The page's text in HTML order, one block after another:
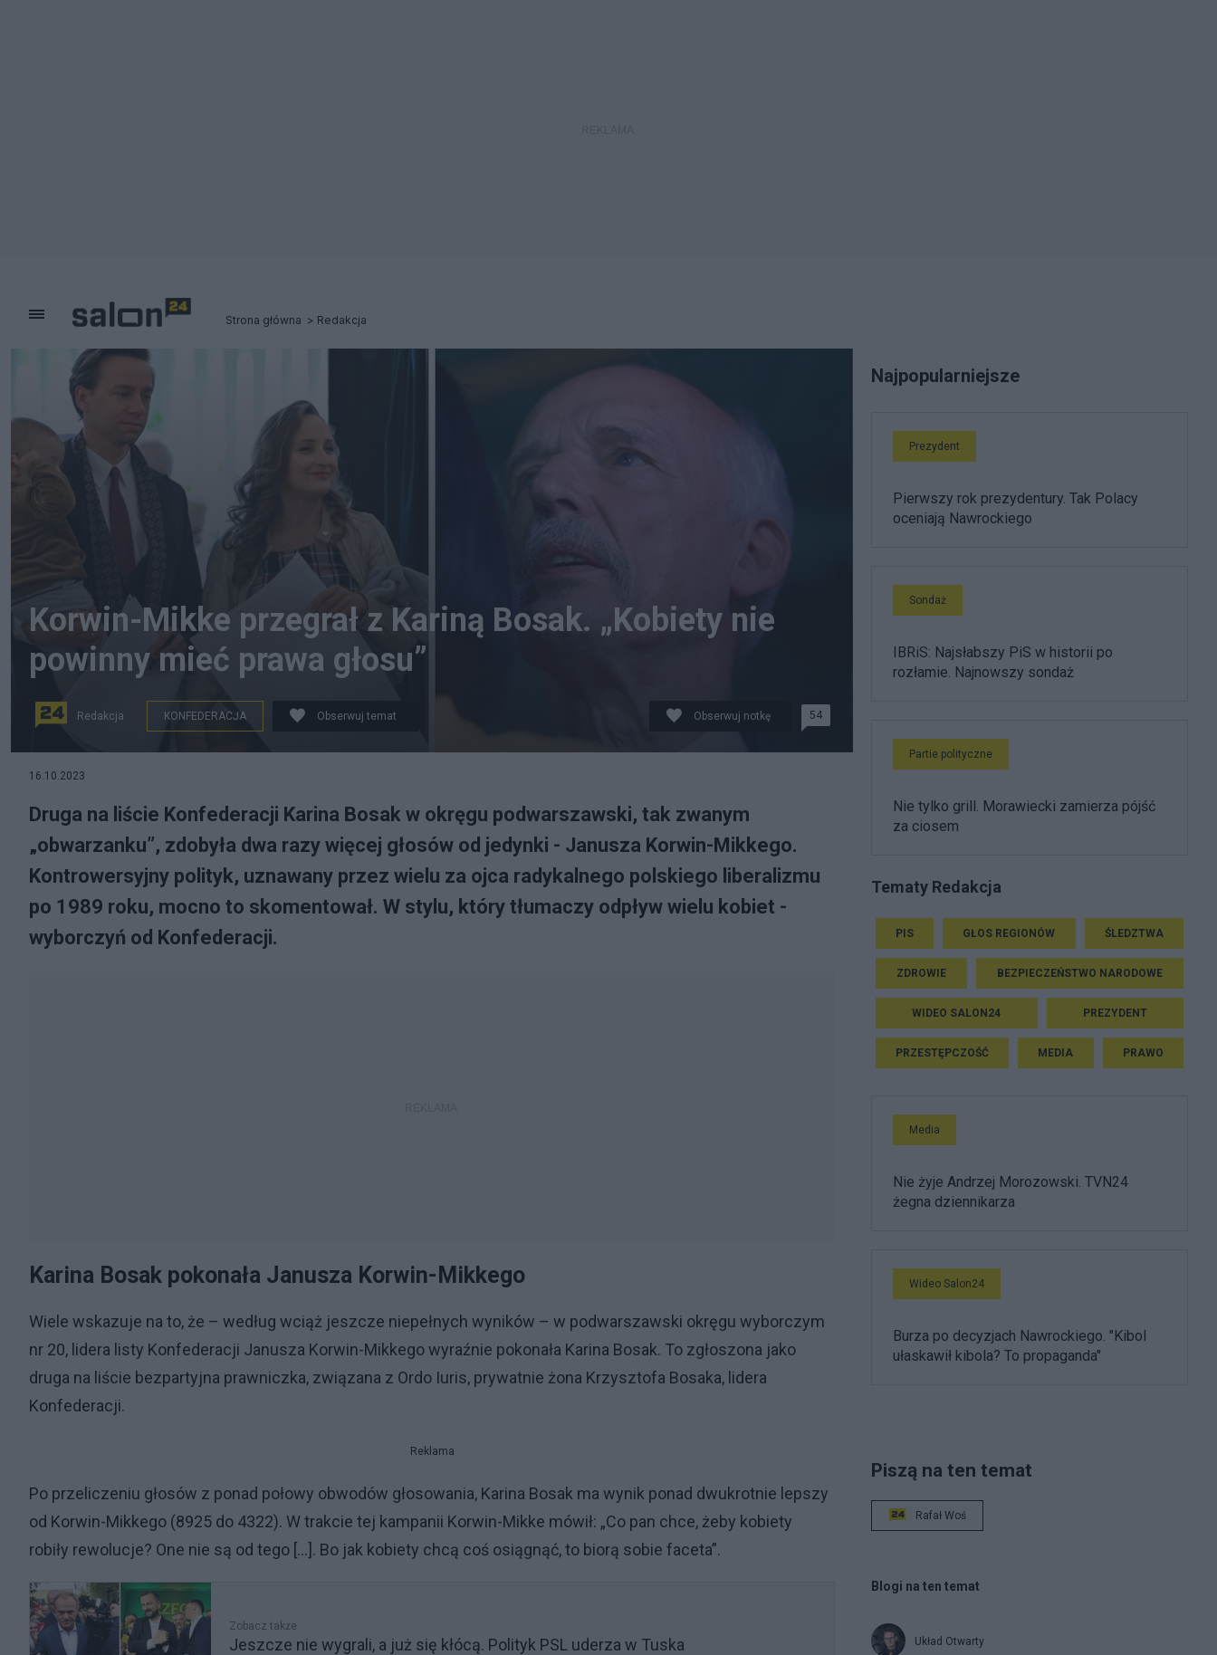
Strona główna Redakcja
Korwin-Mikke przegrał z Kariną Bosak. „Kobiety nie
powinny mieć prawa głosu”
Redakcja KONFEDERACJA Obserwuj temat Obserwuj notkę 54
16.10.2023
Druga na liście Konfederacji Karina Bosak w okręgu podwarszawski, tak zwanym
„obwarzanku”, zdobyła dwa razy więcej głosów od jedynki - Janusza Korwin-Mikkego.
Kontrowersyjny polityk, uznawany przez wielu za ojca radykalnego polskiego liberalizmu
po 1989 roku, mocno to skomentował. W stylu, który tłumaczy odpływ wielu kobiet -
wyborczyń od Konfederacji.
Karina Bosak pokonała Janusza Korwin-Mikkego
Wiele wskazuje na to, że – według wciąż jeszcze niepełnych wyników – w podwarszawski okręgu wyborczym
nr 20, lidera listy Konfederacji Janusza Korwin-Mikkego wyraźnie pokonała Karina Bosak. To zgłoszona jako
druga na liście bezpartyjna prawniczka, związana z Ordo Iuris, prywatnie żona Krzysztofa Bosaka, lidera
Konfederacji.
Reklama
Po przeliczeniu głosów z ponad połowy obwodów głosowania, Karina Bosak ma wynik ponad dwukrotnie lepszy
od Korwin-Mikkego (8925 do 4322). W trakcie tej kampanii Korwin-Mikke mówił: „Co pan chce, żeby kobiety
robiły rewolucje? One nie są od tego [...]. Bo jak kobiety chcą coś osiągnąć, to biorą sobie faceta”.
Zobacz także
Jeszcze nie wygrali, a już się kłócą. Polityk PSL uderza w Tuska
Najpopularniejsze
Prezydent
Pierwszy rok prezydentury. Tak Polacy
oceniają Nawrockiego
Sondaż
IBRiS: Najsłabszy PiS w historii po
rozłamie. Najnowszy sondaż
Partie polityczne
Nie tylko grill. Morawiecki zamierza pójść
za ciosem
Tematy Redakcja
PIS GŁOS REGIONÓW ŚLEDZTWA
ZDROWIE BEZPIECZEŃSTWO NARODOWE
WIDEO SALON24 PREZYDENT
PRZESTĘPCZOŚĆ MEDIA PRAWO
Media
Nie żyje Andrzej Morozowski. TVN24
żegna dziennikarza
Wideo Salon24
Burza po decyzjach Nawrockiego. "Kibol
ułaskawił kibola? To propaganda"
Piszą na ten temat
Rafał Woś
Blogi na ten temat
Układ Otwarty